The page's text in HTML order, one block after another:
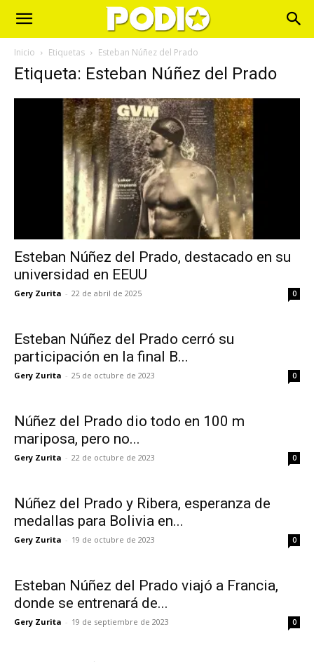
Inicio Etiquetas Esteban Núñez del Prado
Etiqueta: Esteban Núñez del Prado
Esteban Núñez del Prado, destacado en su
universidad en EEUU
Gery Zurita - 22 de abril de 2025 0
Esteban Núñez del Prado cerró su
participación en la final B...
Gery Zurita - 25 de octubre de 2023 0
Núñez del Prado dio todo en 100 m
mariposa, pero no...
Gery Zurita - 22 de octubre de 2023 0
Núñez del Prado y Ribera, esperanza de
medallas para Bolivia en...
Gery Zurita - 19 de octubre de 2023 0
Esteban Núñez del Prado viajó a Francia,
donde se entrenará de...
Gery Zurita - 19 de septiembre de 2023 0